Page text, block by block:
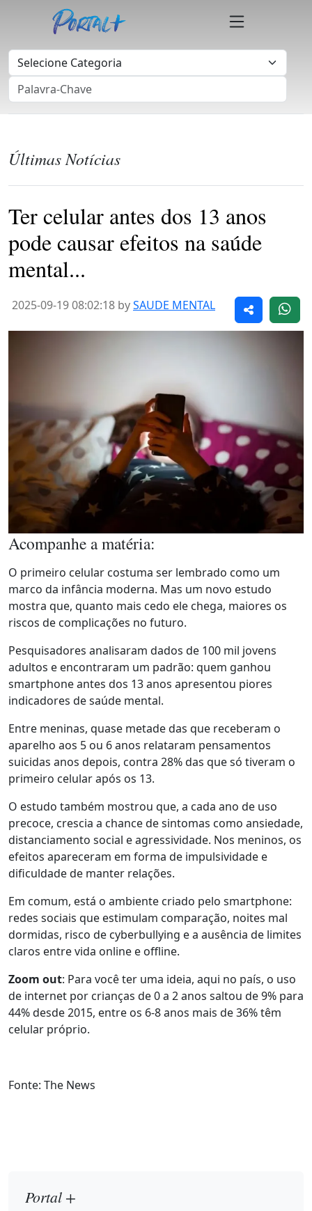
Últimas Notícias
Ter celular antes dos 13 anos
pode causar efeitos na saúde
mental...
2025-09-19 08:02:18 bySAUDE MENTAL
Acompanhe a matéria:
O primeiro celular costuma ser lembrado como um
marco da infância moderna. Mas um novo estudo
mostra que, quanto mais cedo ele chega, maiores os
riscos de complicações no futuro.
Pesquisadores analisaram dados de 100 mil jovens
adultos e encontraram um padrão: quem ganhou
smartphone antes dos 13 anos apresentou piores
indicadores de saúde mental.
Entre meninas, quase metade das que receberam o
aparelho aos 5 ou 6 anos relataram pensamentos
suicidas anos depois, contra 28% das que só tiveram o
primeiro celular após os 13.
O estudo também mostrou que, a cada ano de uso
precoce, crescia a chance de sintomas como ansiedade,
distanciamento social e agressividade. Nos meninos, os
efeitos apareceram em forma de impulsividade e
dificuldade de manter relações.
Em comum, está o ambiente criado pelo smartphone:
redes sociais que estimulam comparação, noites mal
dormidas, risco de cyberbullying e a ausência de limites
claros entre vida online e offline.
Zoom out: Para você ter uma ideia, aqui no país, o uso
de internet por crianças de 0 a 2 anos saltou de 9% para
44% desde 2015, entre os 6-8 anos mais de 36% têm
celular próprio.
Fonte: The News
Portal +